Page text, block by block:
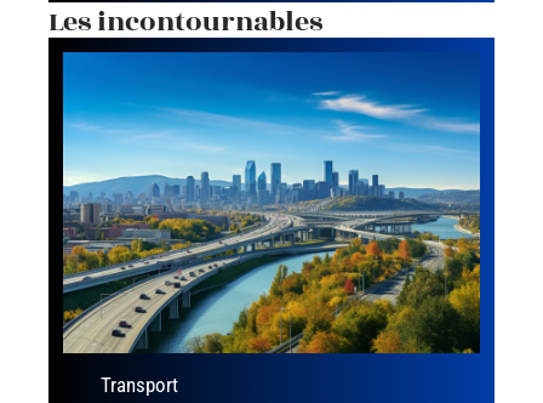
Les incontournables
Transport